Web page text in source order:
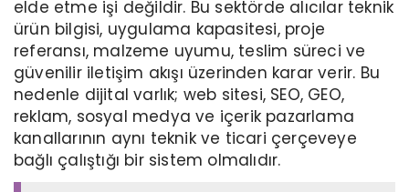
elde etme işi değildir. Bu sektörde alıcılar teknik
ürün bilgisi, uygulama kapasitesi, proje
referansı, malzeme uyumu, teslim süreci ve
güvenilir iletişim akışı üzerinden karar verir. Bu
nedenle dijital varlık; web sitesi, SEO, GEO,
reklam, sosyal medya ve içerik pazarlama
kanallarının aynı teknik ve ticari çerçeveye
bağlı çalıştığı bir sistem olmalıdır.